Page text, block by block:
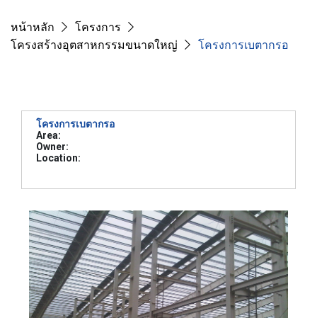
หน้าหลัก
โครงการ
โครงสร้างอุตสาหกรรมขนาดใหญ่
โครงการเบตากรอ
โครงการเบตากรอ
Area:
Owner:
Location: